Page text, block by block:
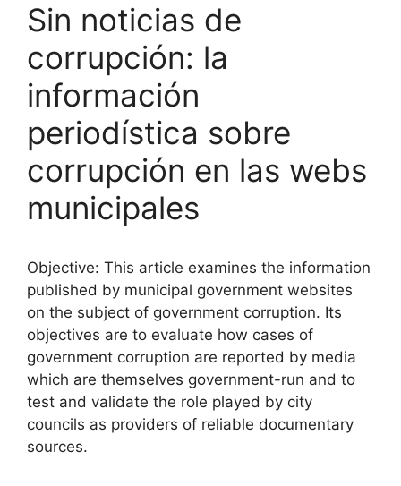
Sin noticias de
corrupción: la
información
periodística sobre
corrupción en las webs
municipales
Objective: This article examines the information
published by municipal government websites
on the subject of government corruption. Its
objectives are to evaluate how cases of
government corruption are reported by media
which are themselves government-run and to
test and validate the role played by city
councils as providers of reliable documentary
sources.